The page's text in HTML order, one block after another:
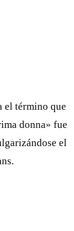
el término que
donna» fue
el